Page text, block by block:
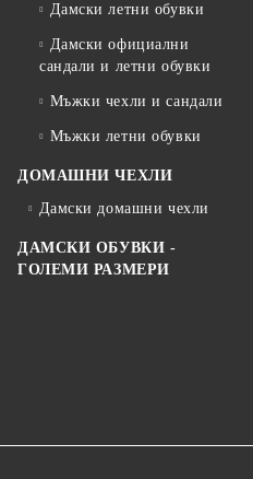
Дамски летни обувки
Дамски официални
сандали и летни обувки
Мъжки чехли и сандали
Мъжки летни обувки
ДОМАШНИ ЧЕХЛИ
Дамски домашни чехли
ДАМСКИ ОБУВКИ -
ГОЛЕМИ РАЗМЕРИ